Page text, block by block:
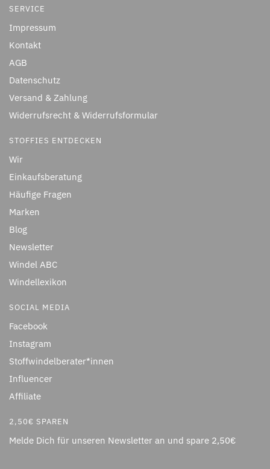
SERVICE
Impressum
Kontakt
AGB
Datenschutz
Versand & Zahlung
Widerrufsrecht & Widerrufsformular
STOFFIES ENTDECKEN
Wir
Einkaufsberatung
Häufige Fragen
Marken
Blog
Newsletter
Windel ABC
Windellexikon
SOCIAL MEDIA
Facebook
Instagram
Stoffwindelberater*innen
Influencer
Affiliate
2,50€ SPAREN
Melde Dich für unseren Newsletter an und spare 2,50€